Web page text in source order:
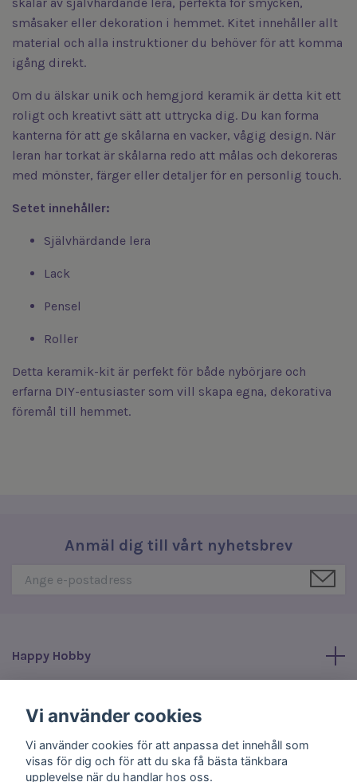
skålar av självhärdande lera, perfekta för smycken,
småsaker eller dekoration i hemmet. Kitet innehåller allt
material och alla instruktioner du behöver för att komma
igång direkt.
Om du älskar unik och hemgjord keramik är detta kit ett
roligt och kreativt sätt att uttrycka dig. Du kan forma
kanterna för att ge skålarna en vacker, vågig design. När
leran har torkat är skålarna redo att målas och dekoreras
med mönster, färger eller detaljer för en personlig touch.
Setet innehåller:
Självhärdande lera
Lack
Pensel
Roller
Detta keramik-kit är perfekt för både nybörjare och
erfarna DIY-entusiaster som vill skapa egna, dekorativa
föremål till hemmet.
Anmäl dig till vårt nyhetsbrev
Happy Hobby
Sociala medier
Vi använder cookies
Vi använder cookies för att anpassa det innehåll som
visas för dig och för att du ska få bästa tänkbara
upplevelse när du handlar hos oss.